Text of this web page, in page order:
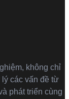
không chỉ
các vấn đề từ
phát triển cùng